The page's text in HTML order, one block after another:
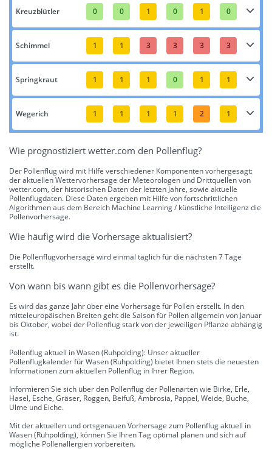
Kreuzblütler 0 0 1 0 1 0
Schimmel 1 1 3 3 3 3
Springkraut 1 1 1 0 1 1
Wegerich 1 1 1 1 2 1
Wie prognostiziert wetter.com den Pollenflug?
Der Pollenflug wird mit Hilfe verschiedener Komponenten vorhergesagt:
der aktuellen Wettervorhersage der Meteorologen und Drittquellen von
wetter.com, der historischen Daten der letzten Jahre, sowie aktuelle
Pollenflugdaten. Diese Daten ergeben mit Hilfe von fortschrittlichen
Algorithmen aus dem Bereich Machine Learning / künstliche Intelligenz die
Pollenvorhersage.
Wie häufig wird die Vorhersage aktualisiert?
Die Pollenflugvorhersage wird einmal täglich für die nächsten 7 Tage
erstellt.
Von wann bis wann gibt es die Pollenvorhersage?
Es wird das ganze Jahr über eine Vorhersage für Pollen erstellt. In den
mitteleuropäischen Breiten geht die Saison für Pollen allgemein von Januar
bis Oktober, wobei der Pollenflug stark von der jeweiligen Pflanze abhängig
ist.
Pollenflug aktuell in Wasen (Ruhpolding): Unser aktueller
Pollenflugkalender für Wasen (Ruhpolding) bietet Ihnen stets die neuesten
Informationen zum aktuellen Pollenflug in Ihrer Region.
Informieren Sie sich über den Pollenflug der Pollenarten wie Birke, Erle,
Hasel, Esche, Gräser, Roggen, Beifuß, Ambrosia, Pappel, Weide, Buche,
Ulme und Eiche.
Mit der aktuellen und ortsgenauen Vorhersage zum Pollenflug aktuell in
Wasen (Ruhpolding), können Sie Ihren Tag optimal planen und sich auf
mögliche Pollenallergien vorbereiten.